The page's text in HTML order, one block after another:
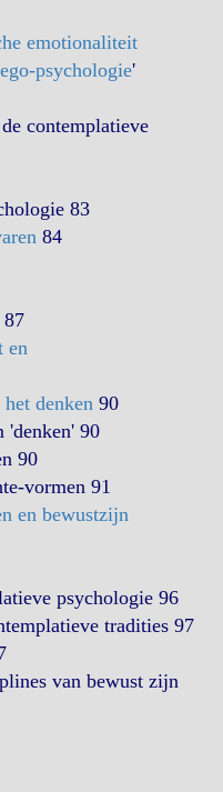
emotionaliteit
ego-psychologie'
contemplatieve
83
84
87
en
het denken 90
'denken' 90
90
vormen 91
en bewustzijn
psychologie 96
tradities 97
van bewust zijn